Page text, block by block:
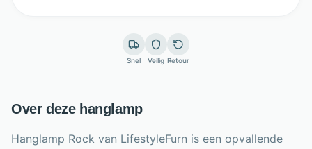
Snel Veilig Retour
Over deze hanglamp
Hanglamp Rock van LifestyleFurn is een opvallende